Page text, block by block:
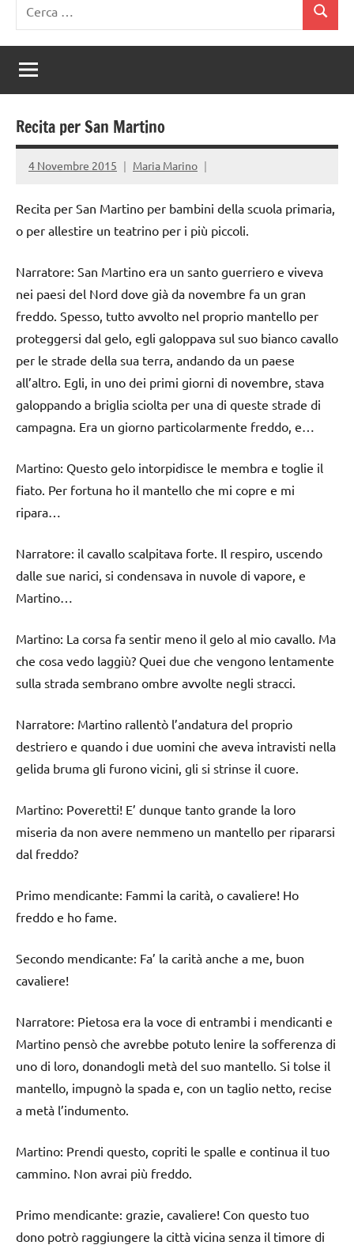
per:
Cerca
Recita per San Martino
4 Novembre 2015 Maria Marino
Recita per San Martino per bambini della scuola primaria,
o per allestire un teatrino per i più piccoli.
Narratore: San Martino era un santo guerriero e viveva
nei paesi del Nord dove già da novembre fa un gran
freddo. Spesso, tutto avvolto nel proprio mantello per
proteggersi dal gelo, egli galoppava sul suo bianco cavallo
per le strade della sua terra, andando da un paese
all’altro. Egli, in uno dei primi giorni di novembre, stava
galoppando a briglia sciolta per una di queste strade di
campagna. Era un giorno particolarmente freddo, e…
Martino: Questo gelo intorpidisce le membra e toglie il
fiato. Per fortuna ho il mantello che mi copre e mi
ripara…
Narratore: il cavallo scalpitava forte. Il respiro, uscendo
dalle sue narici, si condensava in nuvole di vapore, e
Martino…
Martino: La corsa fa sentir meno il gelo al mio cavallo. Ma
che cosa vedo laggiù? Quei due che vengono lentamente
sulla strada sembrano ombre avvolte negli stracci.
Narratore: Martino rallentò l’andatura del proprio
destriero e quando i due uomini che aveva intravisti nella
gelida bruma gli furono vicini, gli si strinse il cuore.
Martino: Poveretti! E’ dunque tanto grande la loro
miseria da non avere nemmeno un mantello per ripararsi
dal freddo?
Primo mendicante: Fammi la carità, o cavaliere! Ho
freddo e ho fame.
Secondo mendicante: Fa’ la carità anche a me, buon
cavaliere!
Narratore: Pietosa era la voce di entrambi i mendicanti e
Martino pensò che avrebbe potuto lenire la sofferenza di
uno di loro, donandogli metà del suo mantello. Si tolse il
mantello, impugnò la spada e, con un taglio netto, recise
a metà l’indumento.
Martino: Prendi questo, copriti le spalle e continua il tuo
cammino. Non avrai più freddo.
Primo mendicante: grazie, cavaliere! Con questo tuo
dono potrò raggiungere la città vicina senza il timore di